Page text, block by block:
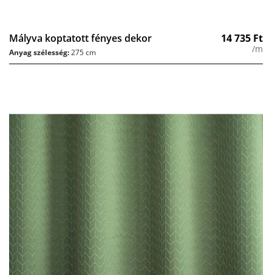
Mályva koptatott fényes dekor 14 735 Ft
/m
Anyag szélesség:275 cm